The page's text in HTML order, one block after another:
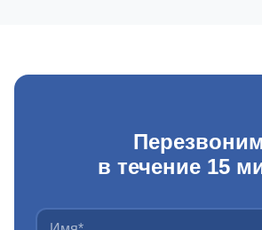
Перезвоним
в течение 15